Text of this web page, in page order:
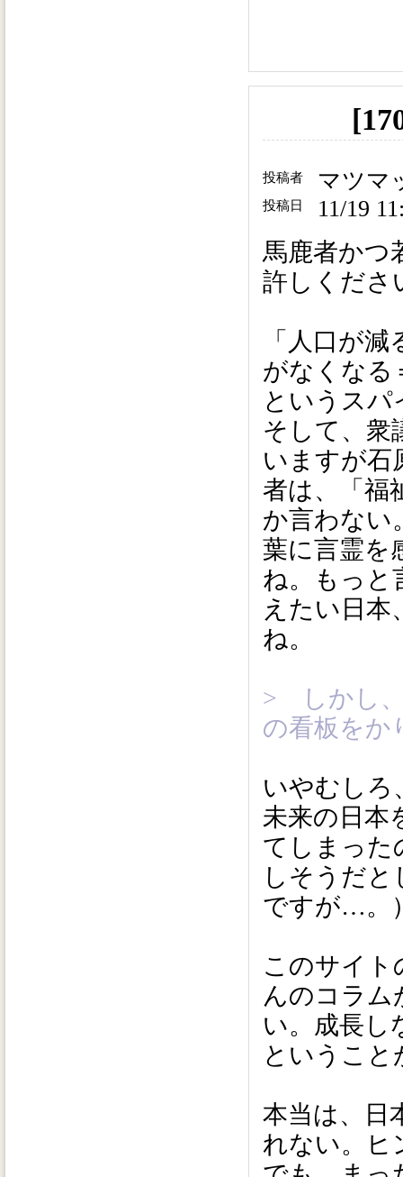
投稿者 マツマ
投稿日 11/19
馬鹿者かつ
許しくださ
「人口が
がなくなる
というス
そして、衆
いますが石
者は、「福
か言わない
葉に言霊を
ね。もっと
えたい日本
ね。
> しかし、
の看板をか
いやむしろ
未来の日本
てしまった
しそうだ
ですが…。
このサイト
んのコラム
い。成長
というこ
本当は、日
れない。ヒ